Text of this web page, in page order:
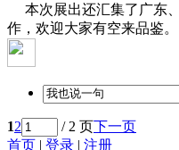
本次展出还汇集了广东
作，欢迎大家有空来品鉴。
12 / 2 页下一页
首页 | 登录 | 注册